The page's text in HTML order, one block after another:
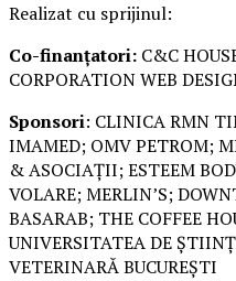
Realizat cu sprijinul:
Co-finanțatori: C&C
CORPORATION WEB
Sponsori: CLINICA RMN
IMAMED; OMV PETROM;
& ASOCIAȚII; ESTEEM
VOLARE; MERLIN’S;
BASARAB; THE COFFEE
UNIVERSITATEA DE
VETERINARĂ BUCUREȘTI